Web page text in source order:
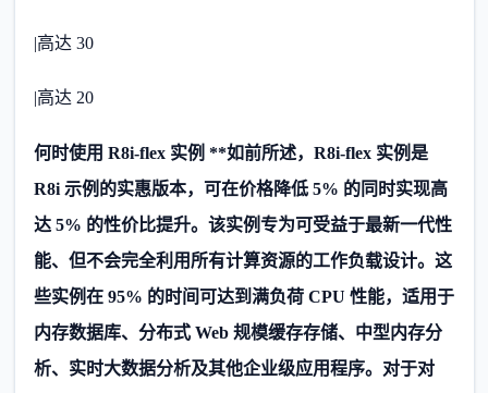
|高达 30
|高达 20
何时使用 R8i-flex 实例 **如前所述，R8i-flex 实例是
R8i 示例的实惠版本，可在价格降低 5% 的同时实现高
达 5% 的性价比提升。该实例专为可受益于最新一代性
能、但不会完全利用所有计算资源的工作负载设计。这
些实例在 95% 的时间可达到满负荷 CPU 性能，适用于
内存数据库、分布式 Web 规模缓存存储、中型内存分
析、实时大数据分析及其他企业级应用程序。对于对